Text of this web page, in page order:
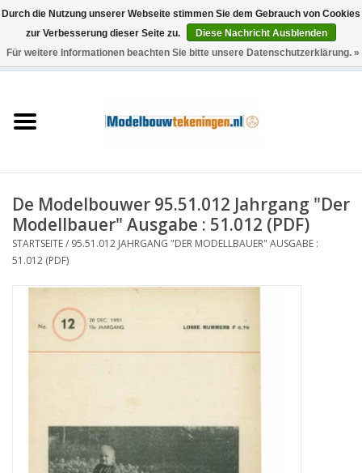
0 Artikel - €0,00
Schiffe
Holzbau
Landschaft
Maschinen
Dokumentation
Neue Zeichnungen
De Modelbouwer 95.51.012 Jahrgang "Der
Modellbauer" Ausgabe : 51.012 (PDF)
STARTSEITE/ 95.51.012 JAHRGANG "DER MODELLBAUER" AUSGABE :
51.012 (PDF)
Durch die Nutzung unserer Webseite stimmen Sie dem Gebrauch von Cookies
zur Verbesserung dieser Seite zu.
Diese Nachricht Ausblenden
Für weitere Informationen beachten Sie bitte unsere Datenschutzerklärung. »